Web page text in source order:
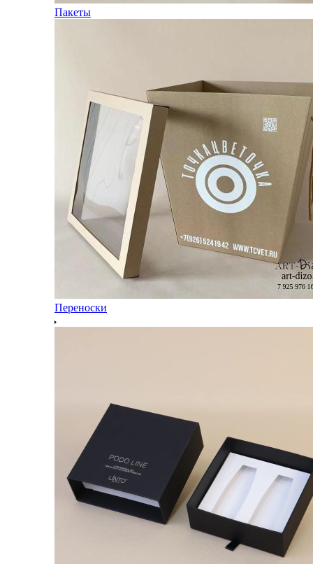
Пакеты
Переноски